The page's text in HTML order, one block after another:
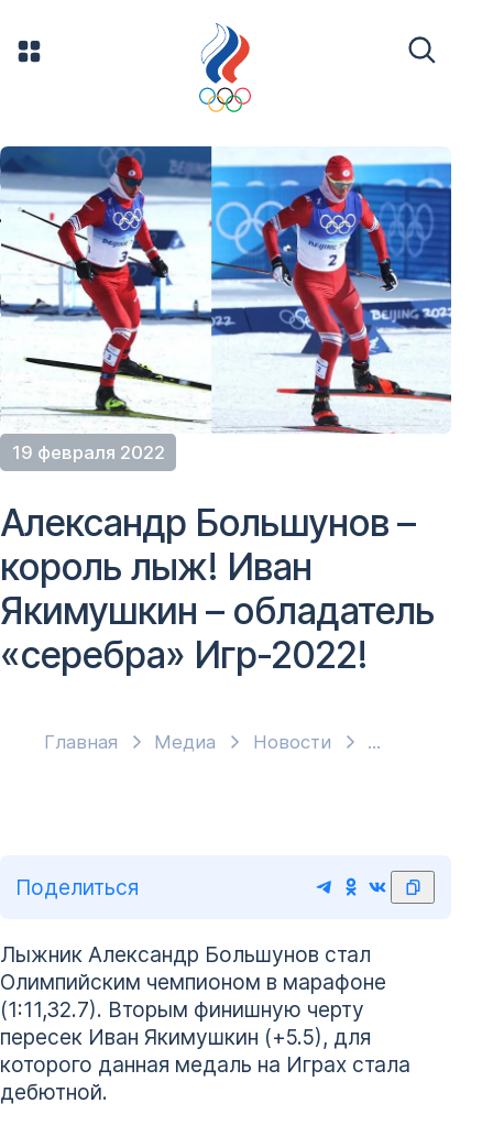
19 февраля 2022
Главная Медиа Новости
Александр Большунов –
король лыж! Иван
Якимушкин – обладатель
«серебра» Игр-2022!
Поделиться
Лыжник Александр Большунов стал
Олимпийским чемпионом в марафоне
(1:11,32.7). Вторым финишную черту
пересек Иван Якимушкин (+5.5), для
которого данная медаль на Играх стала
дебютной.